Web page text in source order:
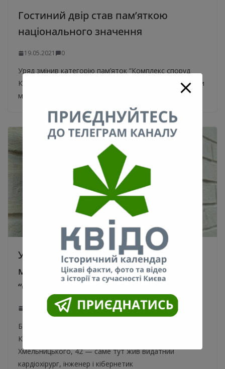
Гостиний двір став пам’яткою
національного значення
19.05.2021 0
Уряд змінив категорію пам’яток “Комплекс споруд
Контрактової площі” та Гостиний двір (за проєктними
матеріалами архітектора Л. Руска 1809 року) у
У Києві відкрили 29-ту
мініскульптурку проєкту «Шукай» –
“Серце”. Фото та відео
19.05.2021 0
Бронзове серце, яке світиться, встановили у центрі
Києва. Скульптуру встановили на вулиці Богдана
Хмельницького, 42 — саме тут жив видатний
кардіохірург, інженер і кібернетик